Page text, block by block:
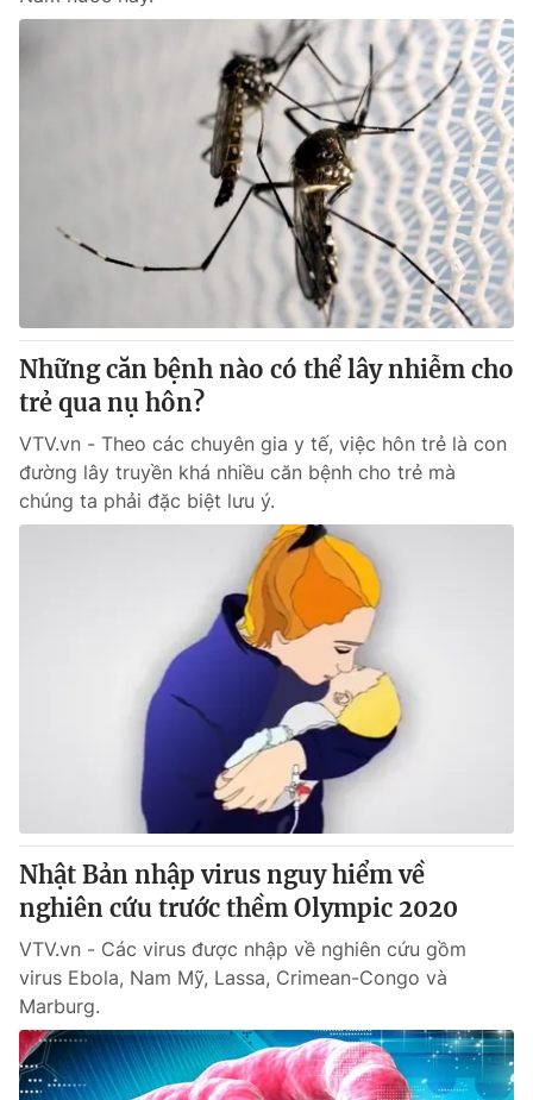
Những căn bệnh nào có thể lây nhiễm cho
trẻ qua nụ hôn?
VTV.vn - Theo các chuyên gia y tế, việc hôn trẻ là con
đường lây truyền khá nhiều căn bệnh cho trẻ mà
chúng ta phải đặc biệt lưu ý.
Nhật Bản nhập virus nguy hiểm về
nghiên cứu trước thềm Olympic 2020
VTV.vn - Các virus được nhập về nghiên cứu gồm
virus Ebola, Nam Mỹ, Lassa, Crimean-Congo và
Marburg.